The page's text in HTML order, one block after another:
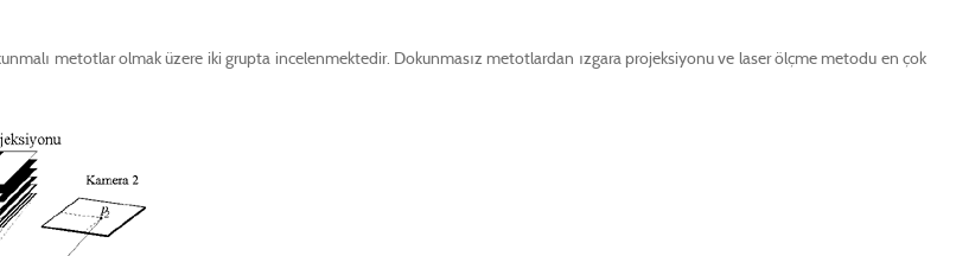
metotlar olmak üzere iki grupta incelenmektedir. Dokunmasız metotlardan ızgara projeksiyonu ve laser ölçme metodu en çok